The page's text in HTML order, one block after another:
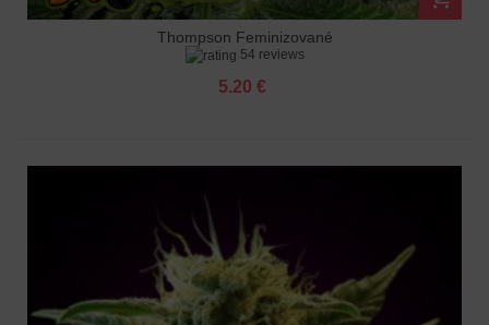
Thompson Feminizované
54 reviews
5.20 €